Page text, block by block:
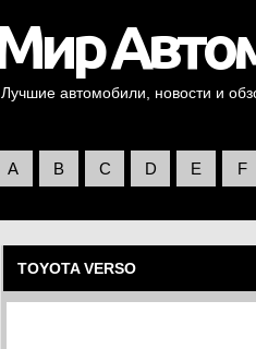
Лучшие автомобили, новости и
A B C D E F
TOYOTA VERSO